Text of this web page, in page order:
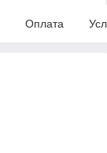
Оплата